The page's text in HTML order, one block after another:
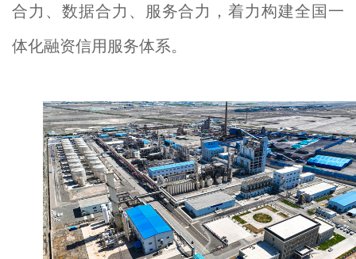
合力、数据合力、服务合力，着力构建全国一
体化融资信用服务体系。